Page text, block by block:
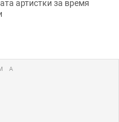
артистки за время